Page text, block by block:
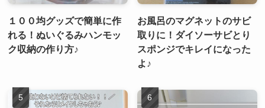
１００均グッズで簡単に作
れる！ぬいぐるみハンモッ
ク収納の作り方♪
お風呂のマグネットのサビ
取りに！ダイソーサビとり
スポンジでキレイになった
よ♪